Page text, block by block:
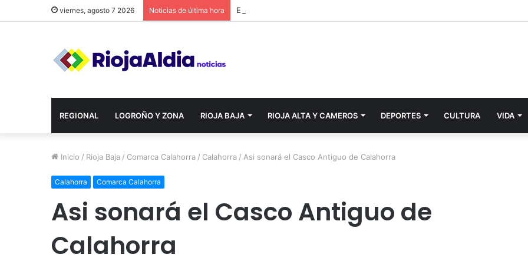
viernes, agosto 7 2026 Noticias de última hora
REGIONAL LOGROÑO Y ZONA RIOJA BAJA RIOJA ALTA Y CAMEROS DEPORTES CULTURA VIDA
Inicio / Rioja Baja / Comarca Calahorra / Calahorra / Asi sonará el Casco Antiguo de Calahorra
Calahorra Comarca Calahorra
Asi sonará el Casco Antiguo de
Calahorra